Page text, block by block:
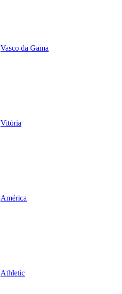
Vasco da Gama
Vitória
América
Athletic